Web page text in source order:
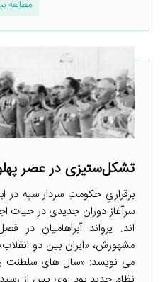
مطالعه
تشکل‌ستیزی در عصر
برقراریِ حکومتِ سردار سپه در
سرآغاز دوران جدیدی در حیات
اند. یرواند آبراهامیان
مشهورش، «ایران بین دو
می نویسد: «سال های سلطنت